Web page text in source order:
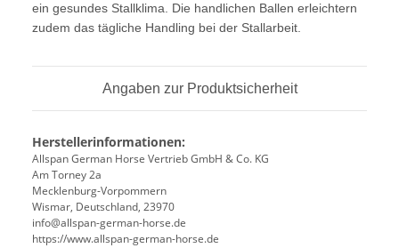
ein gesundes Stallklima. Die handlichen Ballen erleichtern
zudem das tägliche Handling bei der Stallarbeit.
Angaben zur Produktsicherheit
Herstellerinformationen:
Allspan German Horse Vertrieb GmbH & Co. KG
Am Torney 2a
Mecklenburg-Vorpommern
Wismar, Deutschland, 23970
info@allspan-german-horse.de
https://www.allspan-german-horse.de